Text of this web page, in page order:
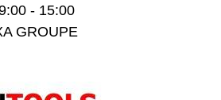
- 15:00
GROUPE